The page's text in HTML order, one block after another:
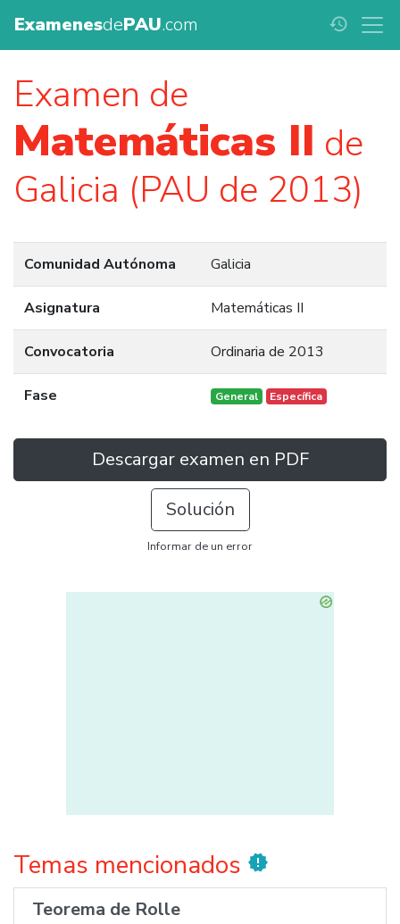
ExamenesdePAU.com history
Examen de
Matemáticas II de
Galicia (PAU de 2013)
Comunidad Autónoma Galicia
Asignatura Matemáticas II
Convocatoria Ordinaria de 2013
Fase General Específica
Descargar examen en PDF
Solución
Informar de un error
Temas mencionados new_releases
Teorema de Rolle